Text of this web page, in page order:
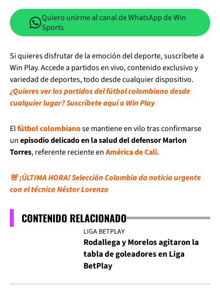
Quiero unirme al canal de WhatsApp de Win
Sports
Si quieres disfrutar de la emoción del deporte, suscríbete a
Win Play. Accede a partidos en vivo, contenido exclusivo y
variedad de deportes, todo desde cualquier dispositivo.
¿Quieres ver los partidos del fútbol colombiano desde
cualquier lugar? Suscríbete aquí a Win Play
Elfútbol colombianose mantiene en vilo tras confirmarse
unepisodio delicado en la salud del defensor Marlon
Torres, referente reciente enAmérica de Cali.
🚨 ¡ÚLTIMA HORA! Selección Colombia da noticia urgente
con el técnico Néstor Lorenzo
CONTENIDO RELACIONADO
LIGA BETPLAY
Rodallega y Morelos agitaron la
tabla de goleadores en Liga
BetPlay